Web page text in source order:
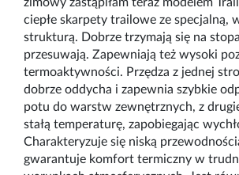
ciepłe skarpety trailowe ze specjalną,
strukturą. Dobrze trzymają się na
przesuwają. Zapewniają też wysoki
termoaktywności. Przędza z jednej
dobrze oddycha i zapewnia szybkie
potu do warstw zewnętrznych, z
stałą temperaturę, zapobiegając
Charakteryzuje się niską
gwarantuje komfort termiczny w